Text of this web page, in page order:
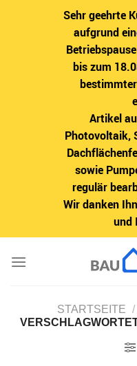
Sehr geehrte
aufgrund
bis zum
Artikel
Photovoltaik,
sowie
regulär
Wir danken
und
Inhalt
STARTSEITE /